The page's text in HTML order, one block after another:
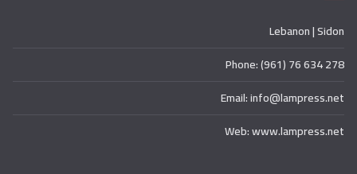
Lebanon | Sidon
Phone: (961) 76 634 278
Email: info@lampress.net
Web: www.lampress.net